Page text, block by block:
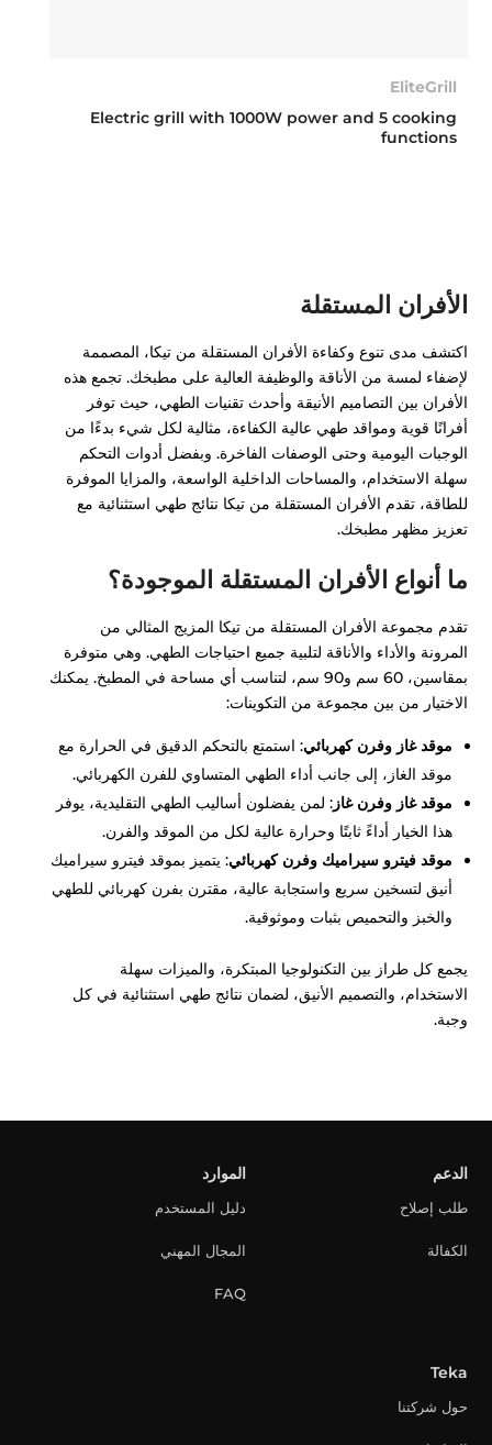
EliteGrill
Electric grill with 1000W power and 5 cooking
functions
الأفران المستقلة
اكتشف مدى تنوع وكفاءة الأفران المستقلة من تيكا، المصممة
لإضفاء لمسة من الأناقة والوظيفة العالية على مطبخك. تجمع هذه
الأفران بين التصاميم الأنيقة وأحدث تقنيات الطهي، حيث توفر
أفرانًا قوية ومواقد طهي عالية الكفاءة، مثالية لكل شيء بدءًا من
الوجبات اليومية وحتى الوصفات الفاخرة. وبفضل أدوات التحكم
سهلة الاستخدام، والمساحات الداخلية الواسعة، والمزايا الموفرة
للطاقة، تقدم الأفران المستقلة من تيكا نتائج طهي استثنائية مع
تعزيز مظهر مطبخك.
ما أنواع الأفران المستقلة الموجودة؟
تقدم مجموعة الأفران المستقلة من تيكا المزيج المثالي من
المرونة والأداء والأناقة لتلبية جميع احتياجات الطهي. وهي متوفرة
بمقاسين، 60 سم و90 سم، لتناسب أي مساحة في المطبخ. يمكنك
الاختيار من بين مجموعة من التكوينات:
موقد غاز وفرن كهربائي: استمتع بالتحكم الدقيق في الحرارة مع
موقد الغاز، إلى جانب أداء الطهي المتساوي للفرن الكهربائي.
موقد غاز وفرن غاز: لمن يفضلون أساليب الطهي التقليدية، يوفر
هذا الخيار أداءً ثابتًا وحرارة عالية لكل من الموقد والفرن.
موقد فيترو سيراميك وفرن كهربائي: يتميز بموقد فيترو سيراميك
أنيق لتسخين سريع واستجابة عالية، مقترن بفرن كهربائي للطهي
والخبز والتحميص بثبات وموثوقية.
يجمع كل طراز بين التكنولوجيا المبتكرة، والميزات سهلة
الاستخدام، والتصميم الأنيق، لضمان نتائج طهي استثنائية في كل
وجبة.
الدعم
طلب إصلاح
الكفالة
الموارد
دليل المستخدم
المجال المهني
FAQ
Teka
حول شركتنا